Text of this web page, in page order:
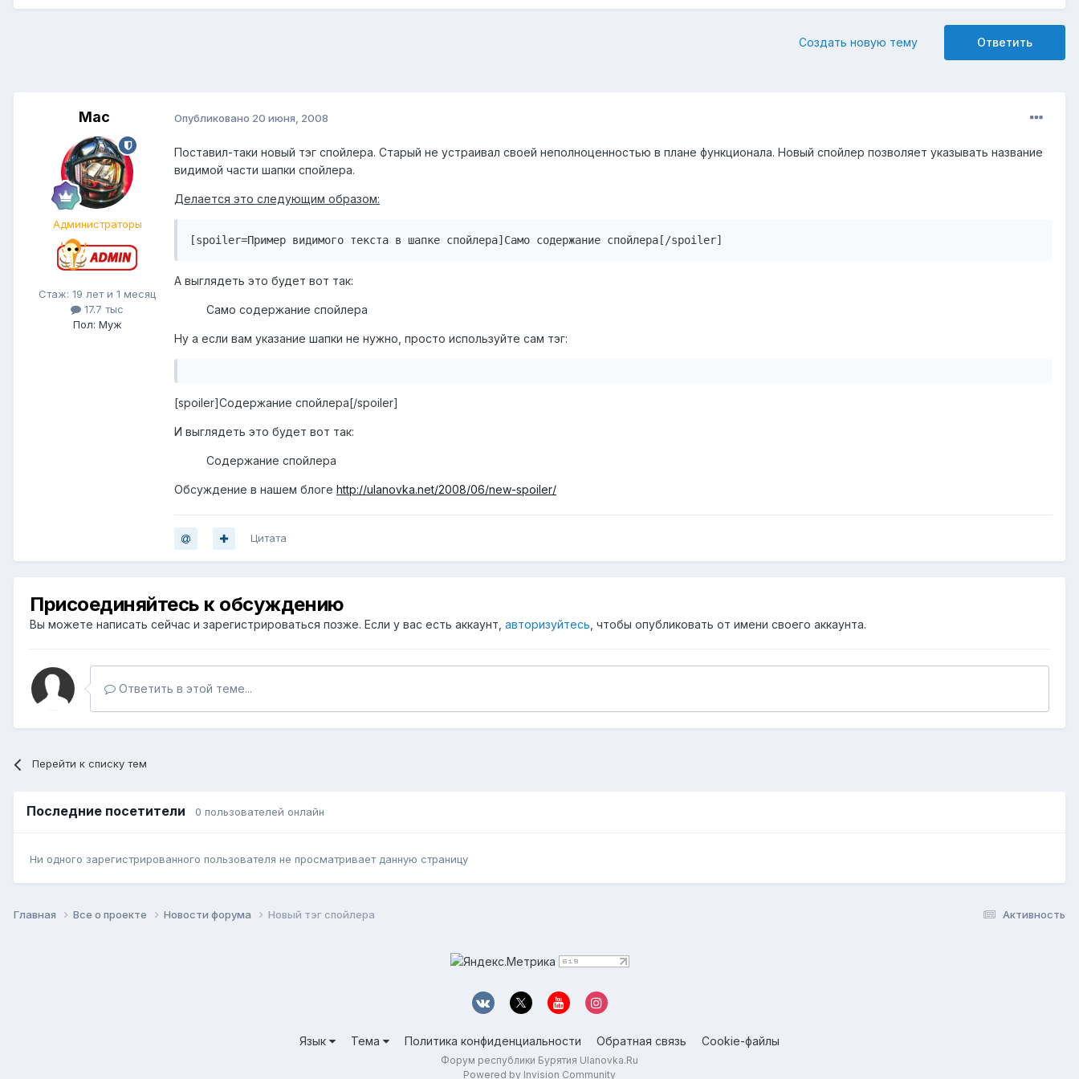
Ответить
Создать новую тему
Mac
Администраторы
Стаж: 19 лет и 1 месяц
17.7 тыс
Пол: Муж
Опубликовано 20 июня, 2008
Поставил-таки новый тэг спойлера. Старый не устраивал своей неполноценностью в плане функционала. Новый спойлер позволяет указывать название
видимой части шапки спойлера.
Делается это следующим образом:
[spoiler=Пример видимого текста в шапке спойлера]Само содержание спойлера[/spoiler]
А выглядеть это будет вот так:
Само содержание спойлера
Ну а если вам указание шапки не нужно, просто используйте сам тэг:
[spoiler]Содержание спойлера[/spoiler]
И выглядеть это будет вот так:
Содержание спойлера
Обсуждение в нашем блоге http://ulanovka.net/2008/06/new-spoiler/
Цитата
Присоединяйтесь к обсуждению
Вы можете написать сейчас и зарегистрироваться позже. Если у вас есть аккаунт, авторизуйтесь , чтобы опубликовать от имени своего аккаунта.
Ответить в этой теме...
Перейти к списку тем
Последние посетители 0 пользователей онлайн
Ни одного зарегистрированного пользователя не просматривает данную страницу
Активность
Главная Все о проекте Новости форума Новый тэг спойлера
Язык Тема Политика конфиденциальности Обратная связь Cookie-файлы
Форум республики Бурятия Ulanovka.Ru
Powered by Invision Community